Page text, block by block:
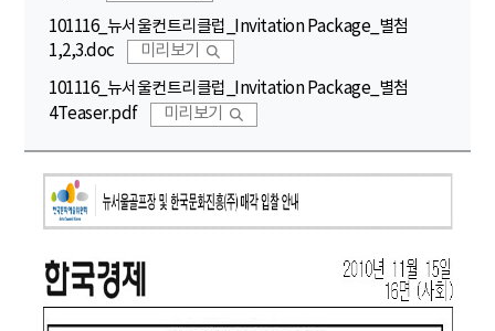
101116_뉴서울컨트리클럽_Invitation Package_별첨
1,2,3.doc
미리보기
101116_뉴서울컨트리클럽_Invitation Package_별첨
4Teaser.pdf
미리보기